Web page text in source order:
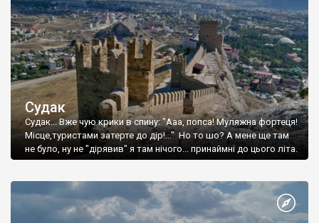
Судак
Судак... Вже чую крики в спину: "Ааа, попса! Муляжна фортеця!
Місце,туристами затерте до дір!..." Но то шо? А мене ще там
не було, ну не "дірявив" я там нічого... принаймні до цього літа.